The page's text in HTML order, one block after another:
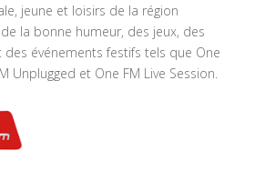
jeune et loisirs de la région
la bonne humeur, des jeux, des
événements festifs tels que One
Unplugged et One FM Live Session.